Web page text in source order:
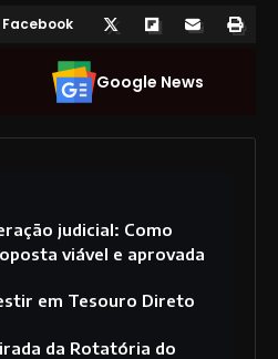
Facebook
Google News
judicial: Como
viável e aprovada
em Tesouro Direto
da Rotatória do